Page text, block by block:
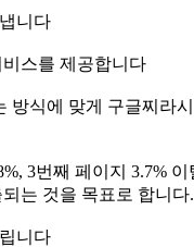
니다
스를 제공합니다
식에 맞게 구글찌라
3번째 페이지 3.7% 이
는 것을 목표로 합니다.
니다